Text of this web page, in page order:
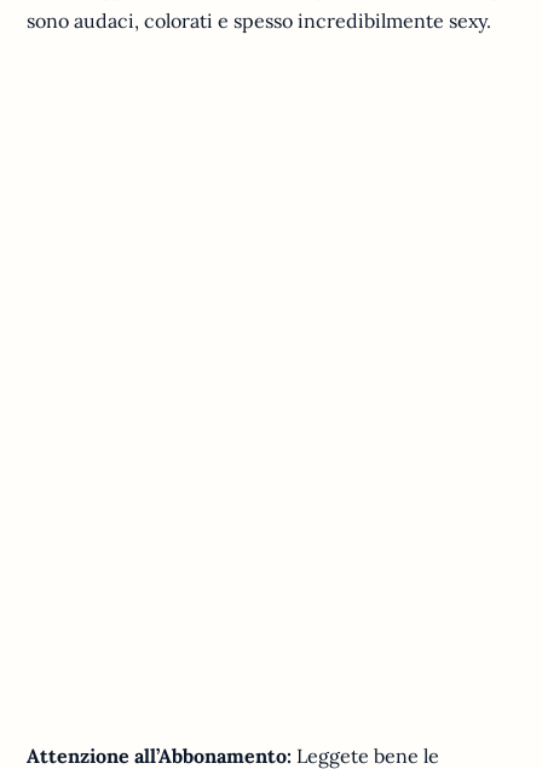
sono audaci, colorati e spesso incredibilmente sexy.
Attenzione all’Abbonamento: Leggete bene le